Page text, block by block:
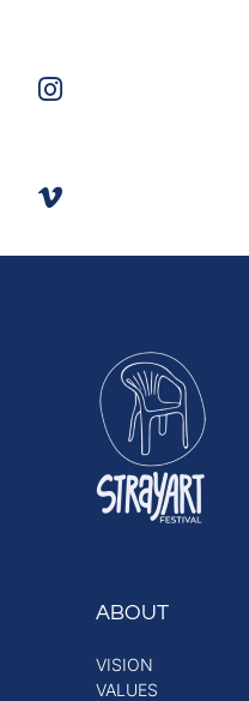
ABOUT
VISION
VALUES